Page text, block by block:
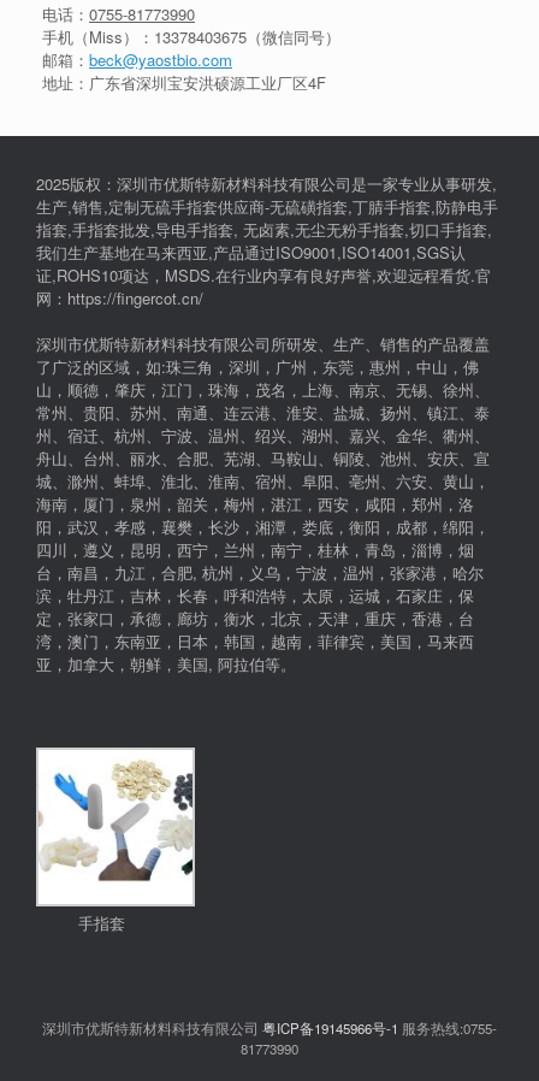
电话： 0755-81773990
手机（Miss）： 13378403675 （微信同号）
邮箱： beck@yaostbio.com
地址：广东省深圳宝安洪硕源工业厂区4F
2025版权：深圳市优斯特新材料科技有限公司是一家专业从事研发,
生产,销售,定制无硫手指套供应商-无硫磺指套,丁腈手指套,防静电手
指套,手指套批发,导电手指套, 无卤素,无尘无粉手指套,切口手指套,
我们生产基地在马来西亚,产品通过ISO9001,ISO14001,SGS认
证,ROHS10项达，MSDS.在行业内享有良好声誉,欢迎远程看货.官
网：https://fingercot.cn/
深圳市优斯特新材料科技有限公司所研发、生产、销售的产品覆盖
了广泛的区域，如:珠三角，深圳，广州，东莞，惠州，中山，佛
山，顺德，肇庆，江门，珠海，茂名，上海、南京、无锡、徐州、
常州、贵阳、苏州、南通、连云港、淮安、盐城、扬州、镇江、泰
州、宿迁、杭州、宁波、温州、绍兴、湖州、嘉兴、金华、衢州、
舟山、台州、丽水、合肥、芜湖、马鞍山、铜陵、池州、安庆、宣
城、滁州、蚌埠、淮北、淮南、宿州、阜阳、亳州、六安、黄山，
海南，厦门，泉州，韶关，梅州，湛江，西安，咸阳，郑州，洛
阳，武汉，孝感，襄樊，长沙，湘潭，娄底，衡阳，成都，绵阳，
四川，遵义，昆明，西宁，兰州，南宁，桂林，青岛，淄博，烟
台，南昌，九江，合肥, 杭州，义乌，宁波，温州，张家港，哈尔
滨，牡丹江，吉林，长春，呼和浩特，太原，运城，石家庄，保
定，张家口，承德，廊坊，衡水，北京，天津，重庆，香港，台
湾，澳门，东南亚，日本，韩国，越南，菲律宾，美国，马来西
亚，加拿大，朝鲜，美国, 阿拉伯等。
手指套
深圳市优斯特新材料科技有限公司 粤ICP备19145966号-1 服务热线:0755-
81773990